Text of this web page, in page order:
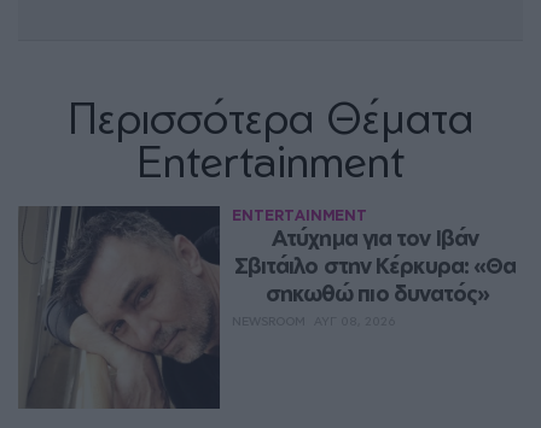
Περισσότερα Θέματα
Entertainment
ENTERTAINMENT
Ατύχημα για τον Ιβάν
Σβιτάιλο στην Κέρκυρα: «Θα
σηκωθώ πιο δυνατός»